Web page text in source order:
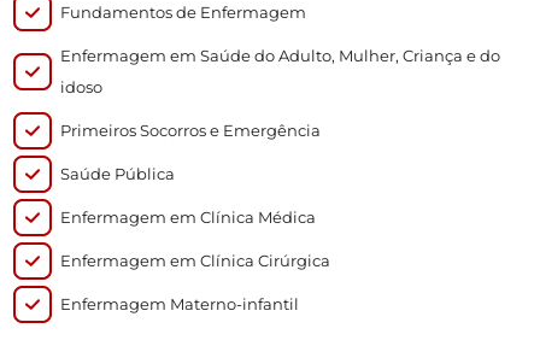
Fundamentos de Enfermagem
Enfermagem em Saúde do Adulto, Mulher, Criança e do
idoso
Primeiros Socorros e Emergência
Saúde Pública
Enfermagem em Clínica Médica
Enfermagem em Clínica Cirúrgica
Enfermagem Materno-infantil